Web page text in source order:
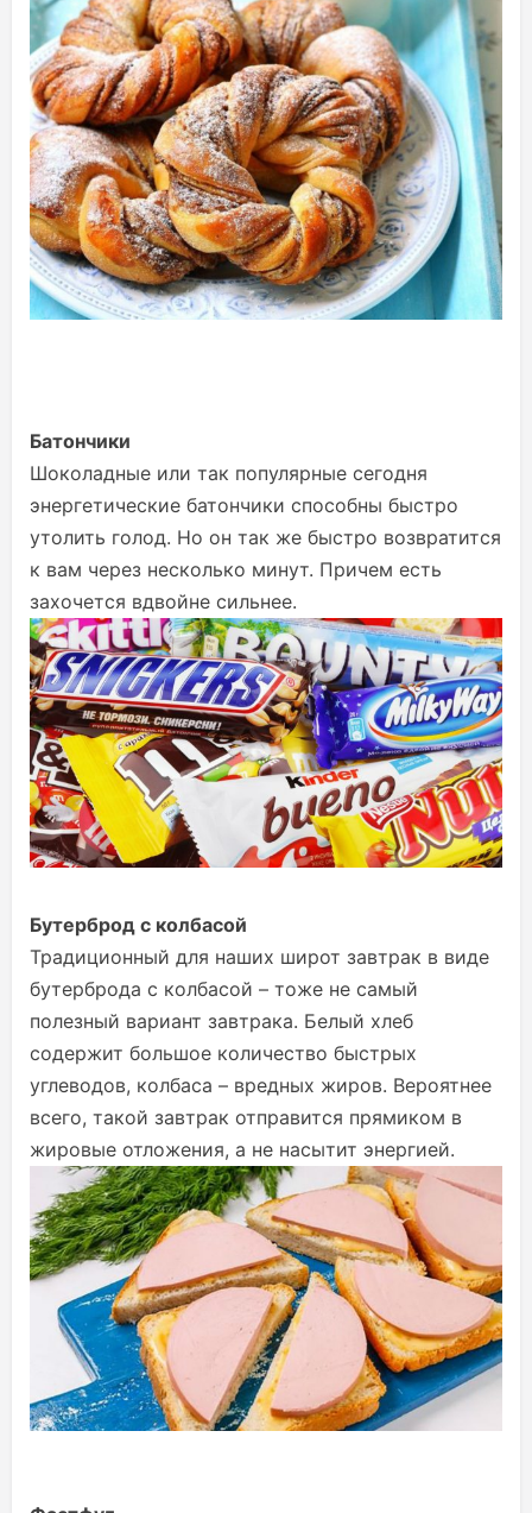
Батончики
Шоколадные или так популярные сегодня
энергетические батончики способны быстро
утолить голод. Но он так же быстро возвратится
к вам через несколько минут. Причем есть
захочется вдвойне сильнее.
Бутерброд с колбасой
Традиционный для наших широт завтрак в виде
бутерброда с колбасой – тоже не самый
полезный вариант завтрака. Белый хлеб
содержит большое количество быстрых
углеводов, колбаса – вредных жиров. Вероятнее
всего, такой завтрак отправится прямиком в
жировые отложения, а не насытит энергией.